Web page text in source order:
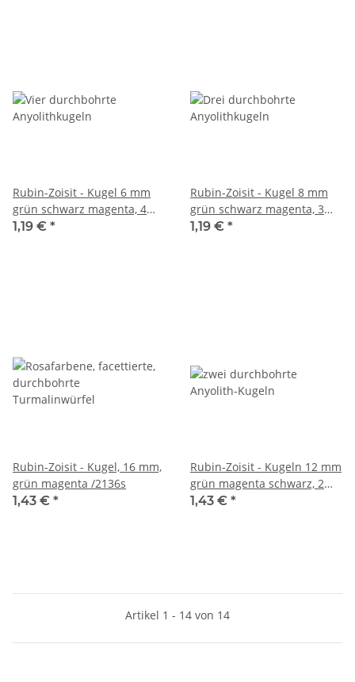
Rubin-Zoisit - Kugel 6 mm
grün schwarz magenta, 4
Stk /2131s
1,19 € *
Rubin-Zoisit - Kugel 8 mm
grün schwarz magenta, 3
Stk /2132s
1,19 € *
Rubin-Zoisit - Kugel, 16 mm,
grün magenta /2136s
1,43 € *
Rubin-Zoisit - Kugeln 12 mm
grün magenta schwarz, 2
Stk /2134s
1,43 € *
Artikel 1 - 14 von 14